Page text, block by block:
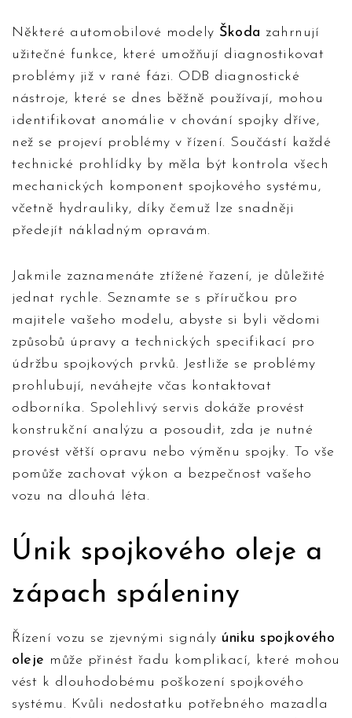
Některé automobilové modely Škoda zahrnují
užitečné funkce, které umožňují diagnostikovat
problémy již v rané fázi. ODB diagnostické
nástroje, které se dnes běžně používají, mohou
identifikovat anomálie v chování spojky dříve,
než se projeví problémy v řízení. Součástí každé
technické prohlídky by měla být kontrola všech
mechanických komponent spojkového systému,
včetně hydrauliky, díky čemuž lze snadněji
předejít nákladným opravám.
Jakmile zaznamenáte ztížené řazení, je důležité
jednat rychle. Seznamte se s příručkou pro
majitele vašeho modelu, abyste si byli vědomi
způsobů úpravy a technických specifikací pro
údržbu spojkových prvků. Jestliže se problémy
prohlubují, neváhejte včas kontaktovat
odborníka. Spolehlivý servis dokáže provést
konstrukční analýzu a posoudit, zda je nutné
provést větší opravu nebo výměnu spojky. To vše
pomůže zachovat výkon a bezpečnost vašeho
vozu na dlouhá léta.
Únik spojkového oleje a
zápach spáleniny
Řízení vozu se zjevnými signály úniku spojkového
oleje může přinést řadu komplikací, které mohou
vést k dlouhodobému poškození spojkového
systému. Kvůli nedostatku potřebného mazadla